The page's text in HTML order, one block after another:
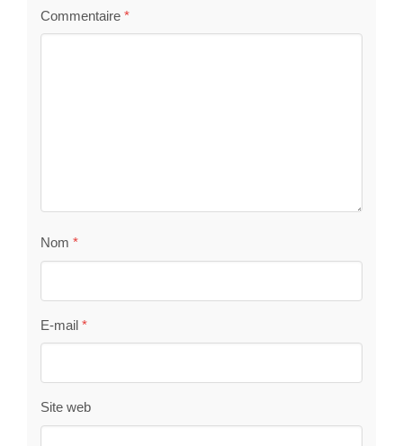
Commentaire *
Nom *
E-mail *
Site web